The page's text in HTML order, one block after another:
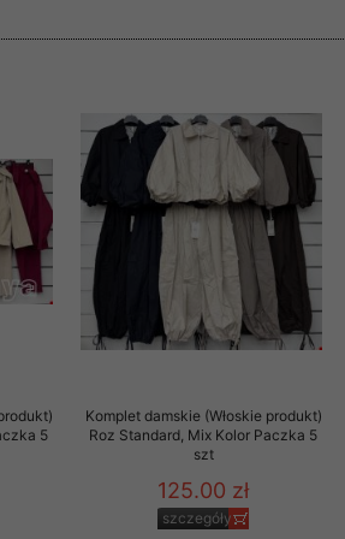
5
Komplet damskie (Włoskie produkt)
Roz Standard, Mix Kolor Paczka 5
szt
125.00 zł
szczegóły
Zgodę możesz w każdym
przetwarzania dokonanego
w tym o przysługujących
ich przetwarzania, prawo do ich
w tym profilowaniu, a także prawo
w Polityce prywatności.
pełne poszanowanie ich